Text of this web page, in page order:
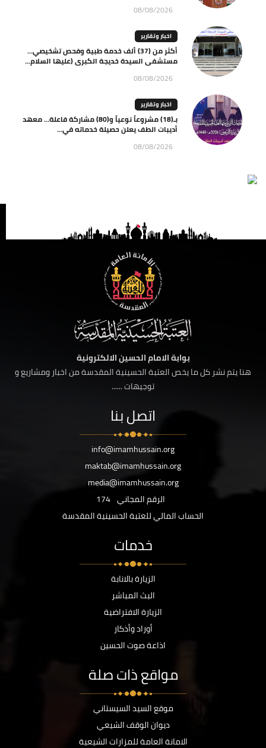
08/08/2026
اخبار وتقارير
أكثر من (37) ألف خدمة طبية وفحص تشخيصي…
مستشفى السيدة خديجة الكبرى (عليها السلام...
08/08/2026
اخبار وتقارير
بـ(18) مشروعاً نوعياً و(80) مشاركة فاعلة… معهد
أديبات الطف يعلن حصيلة خدماته في...
08/08/2026
بوابة الامام الحسين الالكترونية
هنا يتم نشر كل ما يخص العتبة الحسينية المقدسة من اخبار ومشاريع و
توجيهات ......
اتصل بنا
info@imamhussain.org
maktab@imamhussain.org
media@imamhussain.org
الرقم المجاني 174
الحساب المالي للعتبة الحسينية المقدسة
خدمات
الزيارة بالانابة
البث المباشر
الزيارة الافتراضية
أوراد وأذكار
اذاعة صوت الحسين
مواقع ذات صلة
موقع السيد السيستاني
ديوان الوقف الشيعي
الامانة العامة للمزارات الشيعية